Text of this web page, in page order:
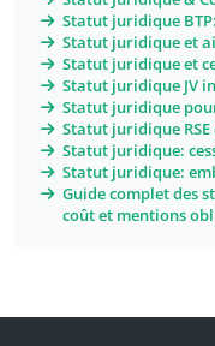
Statut juridique
Statut juridique et
Statut juridique et
Statut juridique JV
Statut juridique
Statut juridique
Statut juridique:
Statut juridique:
Guide complet des
coût et mentions